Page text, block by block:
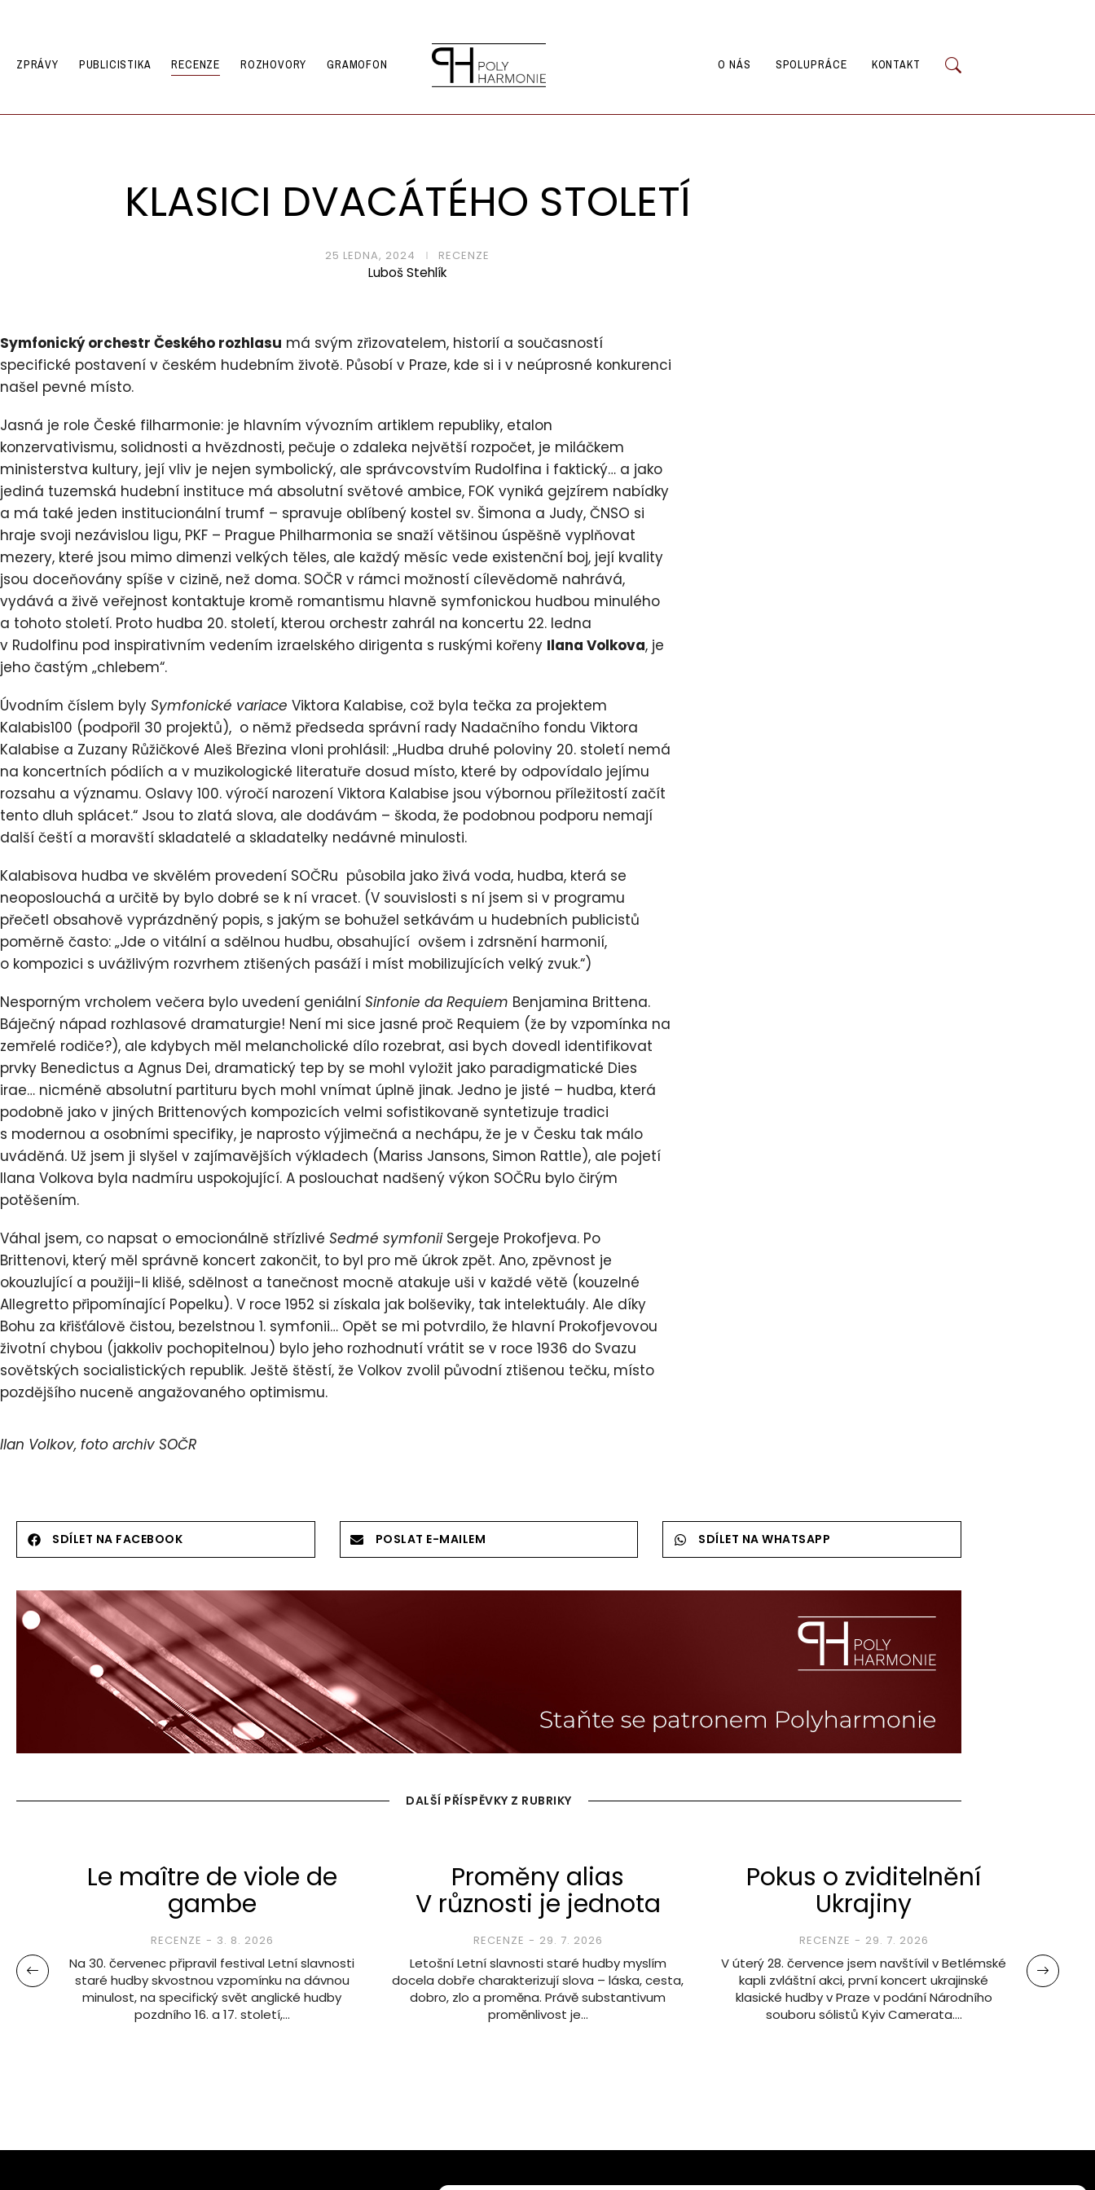
ZPRÁVY PUBLICISTIKA RECENZE ROZHOVORY GRAMOFON O NÁS SPOLUPRÁCE KONTAKT
KLASICI DVACÁTÉHO STOLETÍ
25 LEDNA, 2024 RECENZE
Luboš Stehlík
Symfonický orchestr Českého rozhlasu má svým zřizovatelem, historií a současností
specifické postavení v českém hudebním životě. Působí v Praze, kde si i v neúprosné konkurenci
našel pevné místo.
Jasná je role České filharmonie: je hlavním vývozním artiklem republiky, etalon
konzervativismu, solidnosti a hvězdnosti, pečuje o zdaleka největší rozpočet, je miláčkem
ministerstva kultury, její vliv je nejen symbolický, ale správcovstvím Rudolfina i faktický… a jako
jediná tuzemská hudební instituce má absolutní světové ambice, FOK vyniká gejzírem nabídky
a má také jeden institucionální trumf – spravuje oblíbený kostel sv. Šimona a Judy, ČNSO si
hraje svoji nezávislou ligu, PKF – Prague Philharmonia se snaží většinou úspěšně vyplňovat
mezery, které jsou mimo dimenzi velkých těles, ale každý měsíc vede existenční boj, její kvality
jsou doceňovány spíše v cizině, než doma. SOČR v rámci možností cílevědomě nahrává,
vydává a živě veřejnost kontaktuje kromě romantismu hlavně symfonickou hudbou minulého
a tohoto století. Proto hudba 20. století, kterou orchestr zahrál na koncertu 22. ledna
v Rudolfinu pod inspirativním vedením izraelského dirigenta s ruskými kořeny Ilana Volkova, je
jeho častým „chlebem“.
Úvodním číslem byly Symfonické variace Viktora Kalabise, což byla tečka za projektem
Kalabis100 (podpořil 30 projektů), o němž předseda správní rady Nadačního fondu Viktora
Kalabise a Zuzany Růžičkové Aleš Březina vloni prohlásil: „Hudba druhé poloviny 20. století nemá
na koncertních pódiích a v muzikologické literatuře dosud místo, které by odpovídalo jejímu
rozsahu a významu. Oslavy 100. výročí narození Viktora Kalabise jsou výbornou příležitostí začít
tento dluh splácet.“ Jsou to zlatá slova, ale dodávám – škoda, že podobnou podporu nemají
další čeští a moravští skladatelé a skladatelky nedávné minulosti.
Kalabisova hudba ve skvělém provedení SOČRu působila jako živá voda, hudba, která se
neoposlouchá a určitě by bylo dobré se k ní vracet. (V souvislosti s ní jsem si v programu
přečetl obsahově vyprázdněný popis, s jakým se bohužel setkávám u hudebních publicistů
poměrně často: „Jde o vitální a sdělnou hudbu, obsahující ovšem i zdrsnění harmonií,
o kompozici s uvážlivým rozvrhem ztišených pasáží i míst mobilizujících velký zvuk.“)
Nesporným vrcholem večera bylo uvedení geniální Sinfonie da Requiem Benjamina Brittena.
Báječný nápad rozhlasové dramaturgie! Není mi sice jasné proč Requiem (že by vzpomínka na
zemřelé rodiče?), ale kdybych měl melancholické dílo rozebrat, asi bych dovedl identifikovat
prvky Benedictus a Agnus Dei, dramatický tep by se mohl vyložit jako paradigmatické Dies
irae… nicméně absolutní partituru bych mohl vnímat úplně jinak. Jedno je jisté – hudba, která
podobně jako v jiných Brittenových kompozicích velmi sofistikovaně syntetizuje tradici
s modernou a osobními specifiky, je naprosto výjimečná a nechápu, že je v Česku tak málo
uváděná. Už jsem ji slyšel v zajímavějších výkladech (Mariss Jansons, Simon Rattle), ale pojetí
Ilana Volkova byla nadmíru uspokojující. A poslouchat nadšený výkon SOČRu bylo čirým
potěšením.
Váhal jsem, co napsat o emocionálně střízlivé Sedmé symfoniiSergeje Prokofjeva. Po
Brittenovi, který měl správně koncert zakončit, to byl pro mě úkrok zpět. Ano, zpěvnost je
okouzlující a použiji-li klišé, sdělnost a tanečnost mocně atakuje uši v každé větě (kouzelné
Allegretto připomínající Popelku). V roce 1952 si získala jak bolševiky, tak intelektuály. Ale díky
Bohu za křišťálově čistou, bezelstnou 1. symfonii… Opět se mi potvrdilo, že hlavní Prokofjevovou
životní chybou (jakkoliv pochopitelnou) bylo jeho rozhodnutí vrátit se v roce 1936 do Svazu
sovětských socialistických republik. Ještě štěstí, že Volkov zvolil původní ztišenou tečku, místo
pozdějšího nuceně angažovaného optimismu.
Ilan Volkov, foto archiv SOČR
SDÍLET NA FACEBOOK POSLAT E-MAILEM SDÍLET NA WHATSAPP
DALŠÍ PŘÍSPĚVKY Z RUBRIKY
Le maître de viole de
gambe
RECENZE 3. 8. 2026
Na 30. červenec připravil festival Letní slavnosti
staré hudby skvostnou vzpomínku na dávnou
minulost, na specifický svět anglické hudby
pozdního 16. a 17. století,…
Proměny alias
V různosti je jednota
RECENZE 29. 7. 2026
Letošní Letní slavnosti staré hudby myslím
docela dobře charakterizují slova – láska, cesta,
dobro, zlo a proměna. Právě substantivum
proměnlivost je…
Pokus o zviditelnění
Ukrajiny
RECENZE 29. 7. 2026
V úterý 28. července jsem navštívil v Betlémské
kapli zvláštní akci, první koncert ukrajinské
klasické hudby v Praze v podání Národního
souboru sólistů Kyiv Camerata.…
Jak